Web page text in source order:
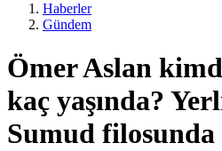
Haberler
Gündem
Ömer Aslan
kaç yaşında?
Sumud filosunda